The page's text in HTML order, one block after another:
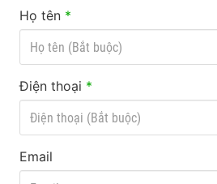
+ Phân phối và thương mại điện tử (Fr)
+ Tài chính doanh nghiệp(Fr)
+ Phát triển kinh doanh quốc tế (En)
+ Quản lý quốc tế (En)
Họ tên *
Điện thoại *
Email